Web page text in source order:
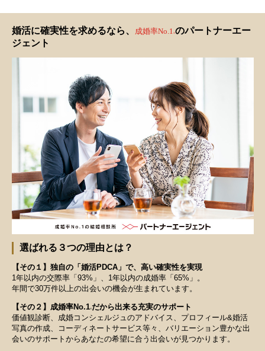
婚活に確実性を求めるなら、 成婚率No.1 ※のパートナーエー
ジェント
選ばれる３つの理由とは？
【その１】独自の「婚活PDCA」で、高い確実性を実現
1年以内の交際率「93%」、1年以内の成婚率「65%」。
年間で30万件以上の出会いの機会が生まれています。
【その２】成婚率No.1※だから出来る充実のサポート
価値観診断、成婚コンシェルジュのアドバイス、プロフィール&婚活
写真の作成、コーディネートサービス等々、バリエーション豊かな出
会いのサポートからあなたの希望に合う出会いが見つかります。